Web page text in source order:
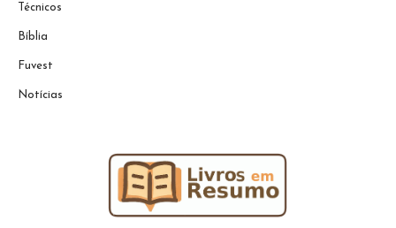
Técnicos
Bíblia
Fuvest
Notícias